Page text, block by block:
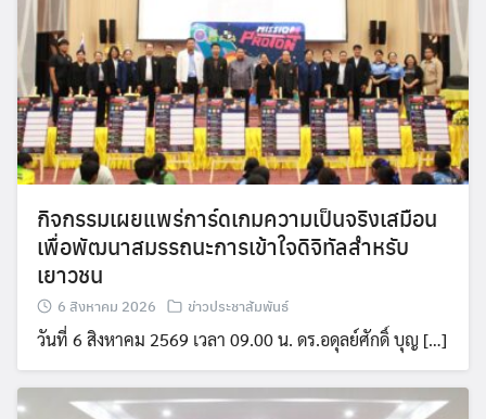
กิจกรรมเผยแพร่การ์ดเกมความเป็นจริงเสมือน
เพื่อพัฒนาสมรรถนะการเข้าใจดิจิทัลสำหรับ
เยาวชน
6 สิงหาคม 2026 ข่าวประชาสัมพันธ์
วันที่ 6 สิงหาคม 2569 เวลา 09.00 น. ดร.อดุลย์ศักดิ์ บุญ […]